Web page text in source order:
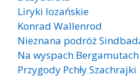
Liryki lozańskie
Konrad Wallenrod
Nieznana podróż
Na wyspach Bergamutach
Przygody Pchły Szachrajki